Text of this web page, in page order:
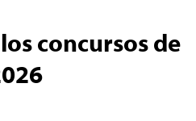
concursos de